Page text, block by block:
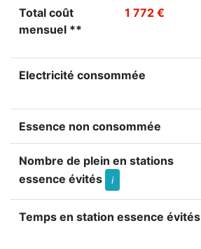
Total coût
mensuel **
1 772 €
Electricité consommée
Essence non consommée
Nombre de plein en stations
essence évités
i
Temps en station essence évités